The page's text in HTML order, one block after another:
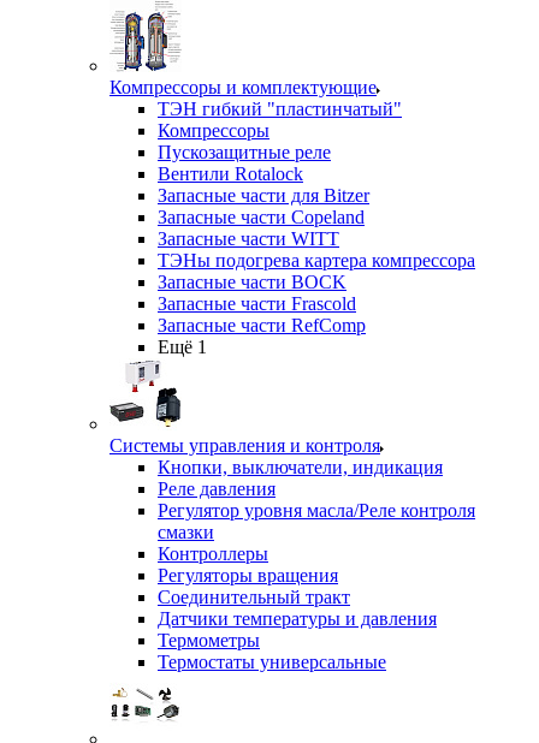
Компрессоры и комплектующие
ТЭН гибкий "пластинчатый"
Компрессоры
Пускозащитные реле
Вентили Rotalock
Запасные части для Bitzer
Запасные части Copeland
Запасные части WITT
ТЭНы подогрева картера компрессора
Запасные части BOCK
Запасные части Frascold
Запасные части RefComp
Ещё 1
Системы управления и контроля
Кнопки, выключатели, индикация
Реле давления
Регулятор уровня масла/Реле контроля
смазки
Контроллеры
Регуляторы вращения
Соединительный тракт
Датчики температуры и давления
Термометры
Термостаты универсальные